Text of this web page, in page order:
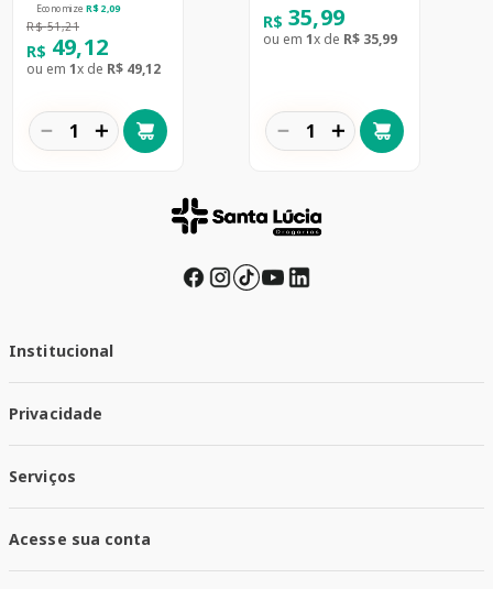
Economize R$ 2,09
R$ 51,21
R$ 49,12
ou em 1x de R$ 49,12
＋
－
R$ 35,99
ou em 1x de R$ 35,99
＋
－
Institucional
Trabalhe conosco
Responsabilidade Social
Nossas Lojas
Privacidade
Política de Entrega
Trocas e Devoluções
Serviços
Santa Mais Exames
Santa Mais Serviços
Acesse sua conta